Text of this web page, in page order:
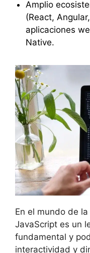
Amplio
(React,
aplicaciones
Native.
En el mundo de
JavaScript es un
fundamental y
interactividad y